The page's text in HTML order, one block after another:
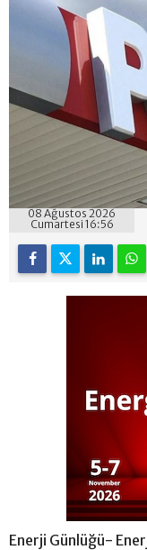
08 Ağustos 2026
Cumartesi 16:56
Enerji Günlüğü-